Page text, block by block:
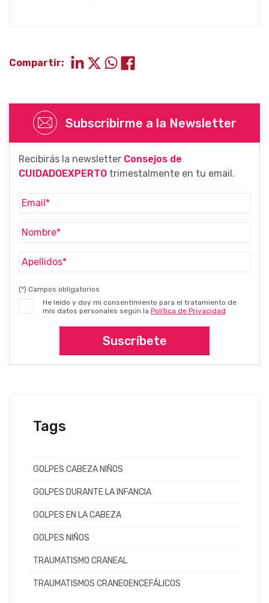
Compartir:
Subscribirme a la Newsletter
Recibirás la newsletter Consejos de
CUIDADOEXPERTO trimestalmente en tu email.
(*) Campos obligatorios
He leído y doy mi consentimiento para el tratamiento de
mis datos personales según la Política de Privacidad
Suscríbete
Tags
GOLPES CABEZA NIÑOS
GOLPES DURANTE LA INFANCIA
GOLPES EN LA CABEZA
GOLPES NIÑOS
TRAUMATISMO CRANEAL
TRAUMATISMOS CRANEOENCEFÁLICOS